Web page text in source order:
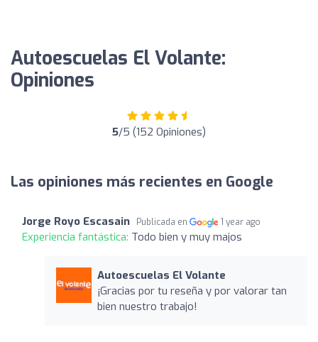
Autoescuelas El Volante:
Opiniones
5/5 (152 Opiniones)
Las opiniones más recientes en Google
Jorge Royo Escasain Publicada en 1 year ago
Experiencia fantástica: Todo bien y muy majos
Autoescuelas El Volante
¡Gracias por tu reseña y por valorar tan
bien nuestro trabajo!